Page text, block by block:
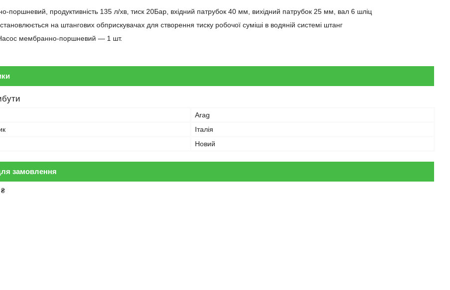
поршневий, продуктивність 135 л/хв, тиск 20Бар, вхідний патрубок 40 мм, вихідний патрубок 25 мм, вал 6 шліц
на штангових обприскувачах для створення тиску робочої суміші в водяній системі штанг
Насос мембранно-поршневий — 1 шт.
Arag
Італія
Новий
замовлення
₴